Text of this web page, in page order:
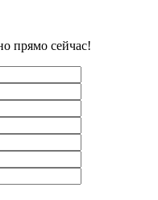
прямо сейчас!